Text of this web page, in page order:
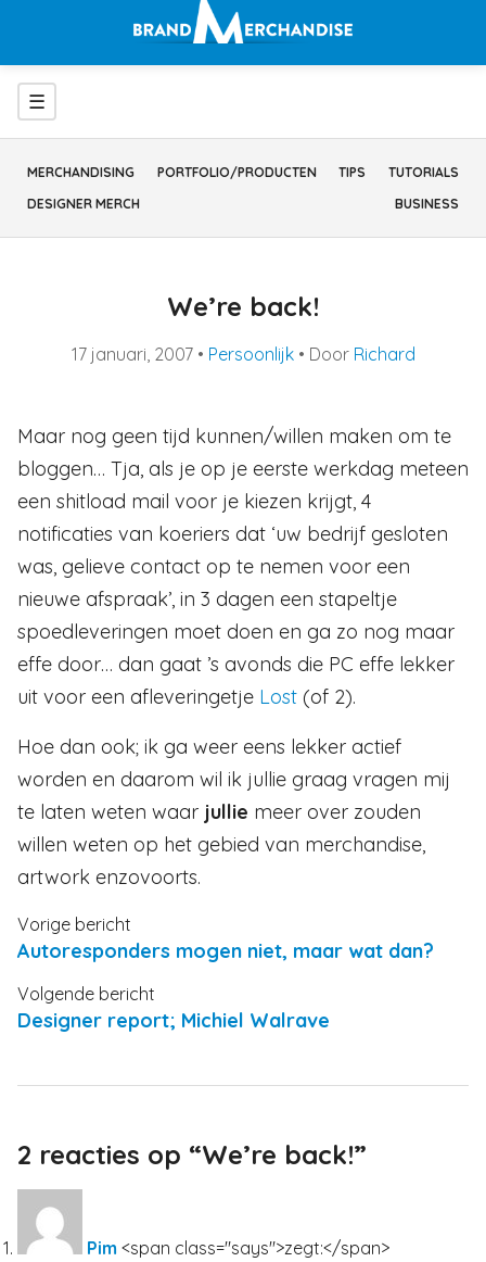
inhoud
Menu
☰
MERCHANDISING PORTFOLIO/PRODUCTEN TIPS
TUTORIALS
DESIGNER MERCH
BUSINESS
We’re back!
17 januari, 2007 • Persoonlijk • Door Richard
Maar nog geen tijd kunnen/willen maken om te
bloggen… Tja, als je op je eerste werkdag meteen
een shitload mail voor je kiezen krijgt, 4
notificaties van koeriers dat ‘uw bedrijf gesloten
was, gelieve contact op te nemen voor een
nieuwe afspraak’, in 3 dagen een stapeltje
spoedleveringen moet doen en ga zo nog maar
effe door… dan gaat ’s avonds die PC effe lekker
uit voor een afleveringetje Lost (of 2).
Hoe dan ook; ik ga weer eens lekker actief
worden en daarom wil ik jullie graag vragen mij
te laten weten waar jullie meer over zouden
willen weten op het gebied van merchandise,
artwork enzovoorts.
Vorige bericht
Autoresponders mogen niet, maar wat dan?
Volgende bericht
Designer report; Michiel Walrave
2 reacties op “We’re back!”
Pim <span class="says">zegt:</span>